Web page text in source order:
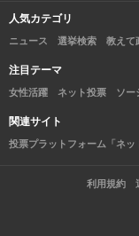
人気カテゴリ
ニュース 選挙検索 教えて
注目テーマ
女性活躍 ネット投票 ソー
関連サイト
投票プラットフォーム「ネッ
利用規約